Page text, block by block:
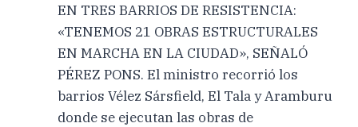
EN TRES BARRIOS DE RESISTENCIA:
«TENEMOS 21 OBRAS ESTRUCTURALES
EN MARCHA EN LA CIUDAD», SEÑALÓ
PÉREZ PONS. El ministro recorrió los
barrios Vélez Sársfield, El Tala y Aramburu
donde se ejecutan las obras de